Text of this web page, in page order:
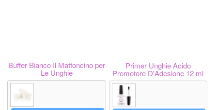
Buffer Bianco Il Mattoncino per
Le Unghie
Primer Unghie Acido
Promotore D'Adesione 12 ml